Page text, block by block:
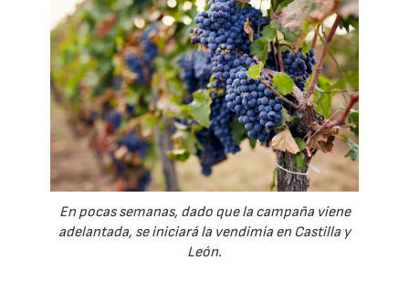
En pocas semanas, dado que la campaña viene
adelantada, se iniciará la vendimia en Castilla y
León.